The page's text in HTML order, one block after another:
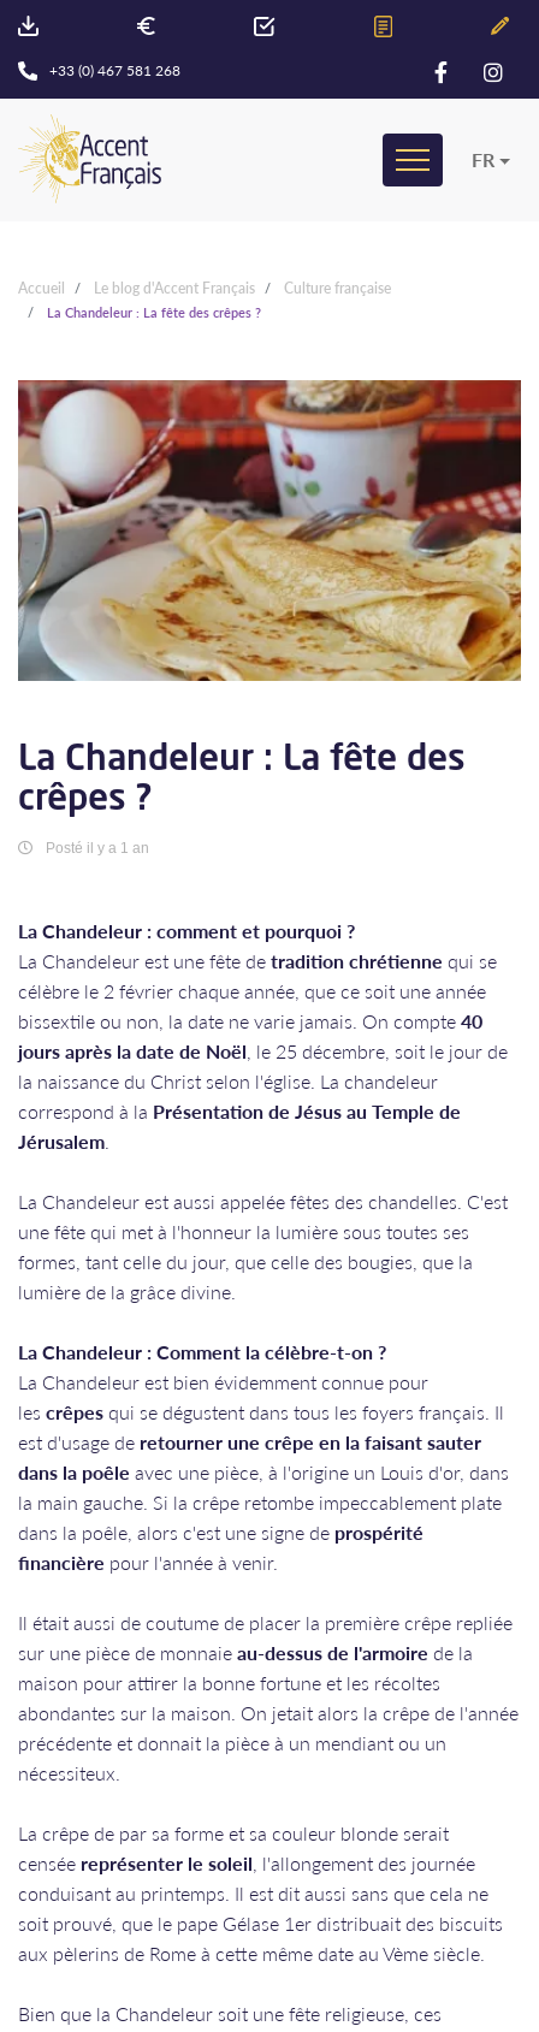
+33 (0) 467 581 268
FR
Accueil Le blog d'Accent Français Culture française
La Chandeleur : La fête des crêpes ?
La Chandeleur : La fête des
crêpes ?
Posté il y a 1 an
La Chandeleur : comment et pourquoi ?
La Chandeleur est une fête detradition chrétienne qui se
célèbre le 2 février chaque année, que ce soit une année
bissextile ou non, la date ne varie jamais. On compte40
jours après la date de Noël, le 25 décembre, soit le jour de
la naissance du Christ selon l'église. La chandeleur
correspond à la Présentation de Jésus au Temple de
Jérusalem.
La Chandeleur est aussi appelée fêtes des chandelles. C'est
une fête qui met à l'honneur la lumière sous toutes ses
formes, tant celle du jour, que celle des bougies, que la
lumière de la grâce divine.
La Chandeleur : Comment la célèbre-t-on ?
La Chandeleur est bien évidemment connue pour
les crêpesqui se dégustent dans tous les foyers français. Il
est d'usage de retourner une crêpe en la faisant sauter
dans la poêle avec une pièce, à l'origine un Louis d'or, dans
la main gauche. Si la crêpe retombe impeccablement plate
dans la poêle, alors c'est une signe de prospérité
financière pour l'année à venir.
Il était aussi de coutume de placer la première crêpe repliée
sur une pièce de monnaieau-dessus de l'armoire de la
maison pour attirer la bonne fortune et les récoltes
abondantes sur la maison. On jetait alors la crêpe de l'année
précédente et donnait la pièce à un mendiant ou un
nécessiteux.
La crêpe de par sa forme et sa couleur blonde serait
censée représenter le soleil, l'allongement des journée
conduisant au printemps. Il est dit aussi sans que cela ne
soit prouvé, que le pape Gélase 1er distribuait des biscuits
aux pèlerins de Rome à cette même date au Vème siècle.
Bien que la Chandeleur soit une fête religieuse, ces